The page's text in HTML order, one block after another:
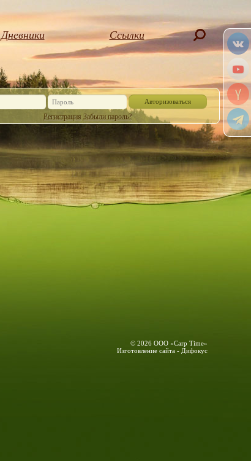
Дневники Ссылки
Авторизоваться
Регистрация Забыли пароль?
Или войдите, через социальную сеть
© 2026 ООО «Carp Time»
Изготовление сайта - Дифокус